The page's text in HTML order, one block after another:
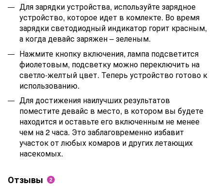
Для зарядки устройства, используйте зарядное
устройство, которое идет в комлекте. Во время
зарядки светодиодный индикатор горит красным,
а когда девайс заряжен – зеленым.
Нажмите кнопку включения, лампа подсветится
фиолетовым, подсветку можно переключить на
светло-желтый цвет. Теперь устройство готово к
использованию.
Для достижения наилучших результатов
поместите девайс в место, в котором вы будете
находится и оставьте его включенным не менее
чем на 2 часа. Это заблаговременно избавит
участок от любых комаров и других летающих
насекомых.
Отзывы 2